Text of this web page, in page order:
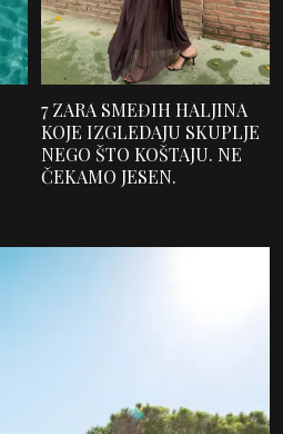
7 ZARA SMEĐIH HALJINA
KOJE IZGLEDAJU SKUPLJE
NEGO ŠTO KOŠTAJU. NE
ČEKAMO JESEN.